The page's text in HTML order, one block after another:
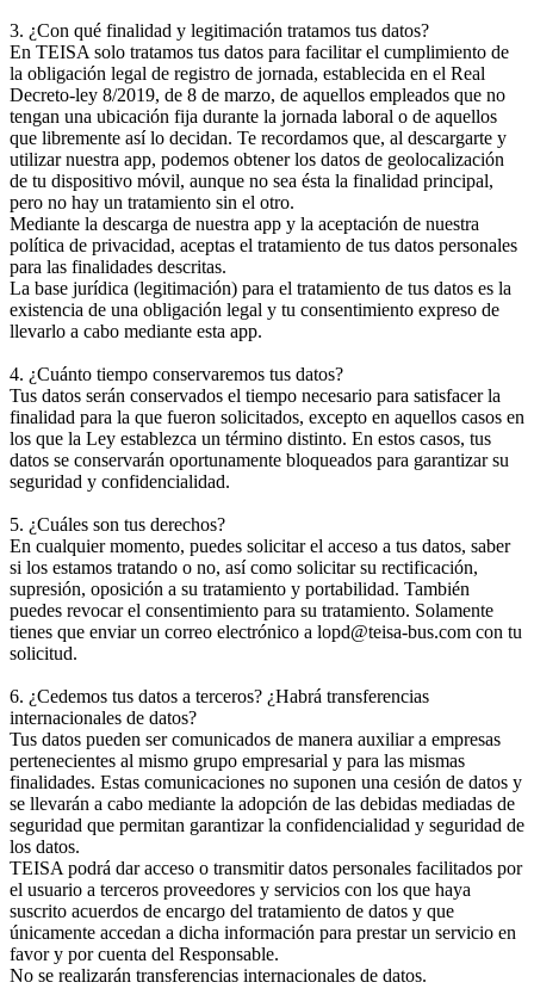
3. ¿Con qué finalidad y legitimación tratamos tus datos?
En TEISA solo tratamos tus datos para facilitar el cumplimiento de
la obligación legal de registro de jornada, establecida en el Real
Decreto-ley 8/2019, de 8 de marzo, de aquellos empleados que no
tengan una ubicación fija durante la jornada laboral o de aquellos
que libremente así lo decidan. Te recordamos que, al descargarte y
utilizar nuestra app, podemos obtener los datos de geolocalización
de tu dispositivo móvil, aunque no sea ésta la finalidad principal,
pero no hay un tratamiento sin el otro.
Mediante la descarga de nuestra app y la aceptación de nuestra
política de privacidad, aceptas el tratamiento de tus datos personales
para las finalidades descritas.
La base jurídica (legitimación) para el tratamiento de tus datos es la
existencia de una obligación legal y tu consentimiento expreso de
llevarlo a cabo mediante esta app.
4. ¿Cuánto tiempo conservaremos tus datos?
Tus datos serán conservados el tiempo necesario para satisfacer la
finalidad para la que fueron solicitados, excepto en aquellos casos en
los que la Ley establezca un término distinto. En estos casos, tus
datos se conservarán oportunamente bloqueados para garantizar su
seguridad y confidencialidad.
5. ¿Cuáles son tus derechos?
En cualquier momento, puedes solicitar el acceso a tus datos, saber
si los estamos tratando o no, así como solicitar su rectificación,
supresión, oposición a su tratamiento y portabilidad. También
puedes revocar el consentimiento para su tratamiento. Solamente
tienes que enviar un correo electrónico a lopd@teisa-bus.com con tu
solicitud.
6. ¿Cedemos tus datos a terceros? ¿Habrá transferencias
internacionales de datos?
Tus datos pueden ser comunicados de manera auxiliar a empresas
pertenecientes al mismo grupo empresarial y para las mismas
finalidades. Estas comunicaciones no suponen una cesión de datos y
se llevarán a cabo mediante la adopción de las debidas mediadas de
seguridad que permitan garantizar la confidencialidad y seguridad de
los datos.
TEISA podrá dar acceso o transmitir datos personales facilitados por
el usuario a terceros proveedores y servicios con los que haya
suscrito acuerdos de encargo del tratamiento de datos y que
únicamente accedan a dicha información para prestar un servicio en
favor y por cuenta del Responsable.
No se realizarán transferencias internacionales de datos.